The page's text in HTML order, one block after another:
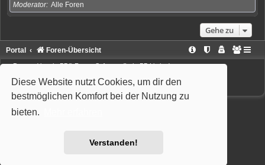
Diese Website nutzt Cookies, um dir den
bestmöglichen Komfort bei der Nutzung zu
bieten.
Verstanden!
Moderator Alle Foren
Gehe zu
Portal Foren-Übersicht
Powered byphpBB® Forum Software © phpBB Limited
Style: Wiuma | based on Carbon by Joyce&LunaphpBB-Style-Design